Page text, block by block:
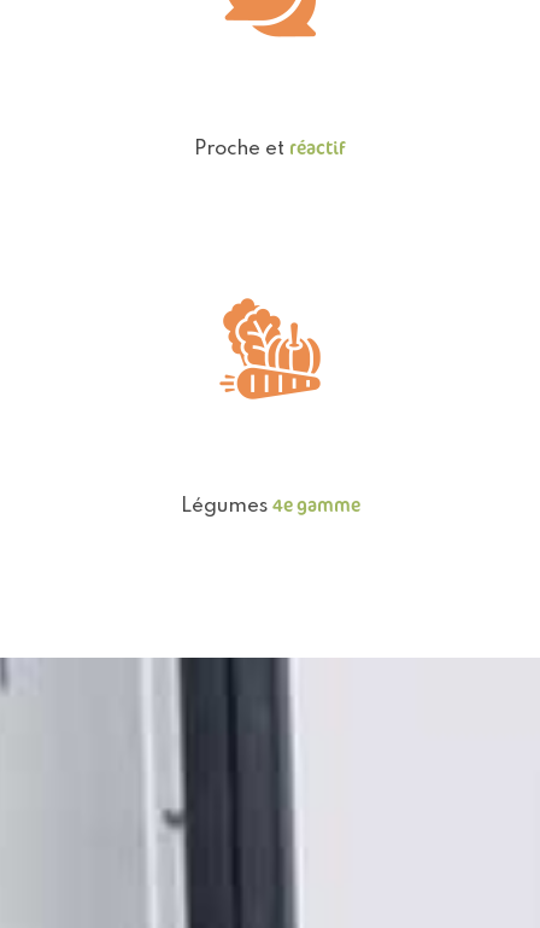
Proche et réactif
Légumes 4e gamme